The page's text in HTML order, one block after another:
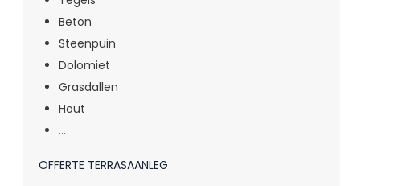
Beton
Steenpuin
Dolomiet
Grasdallen
Hout
…
OFFERTE TERRASAANLEG